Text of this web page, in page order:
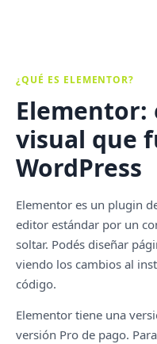
¿QUÉ ES ELEMENTOR?
Elementor:
visual que
WordPress
Elementor es un plugin
editor estándar por un
soltar. Podés diseñar
viendo los cambios al
código.
Elementor tiene una
versión Pro de pago.